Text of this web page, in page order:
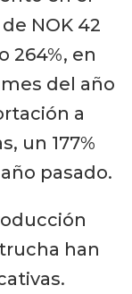
NOK 42
264%, en
del año
a
un 177%
pasado.
han